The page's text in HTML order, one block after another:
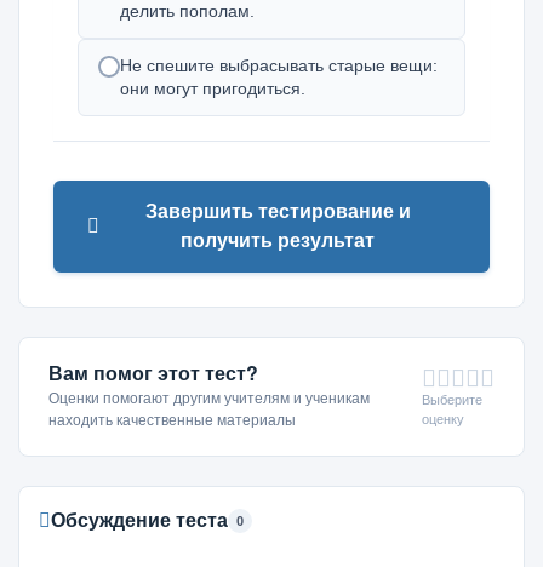
делить пополам.
Не спешите выбрасывать старые вещи:
они могут пригодиться.
Завершить тестирование и
получить результат
Вам помог этот тест?
Оценки помогают другим учителям и ученикам
находить качественные материалы
Выберите
оценку
Обсуждение теста 0